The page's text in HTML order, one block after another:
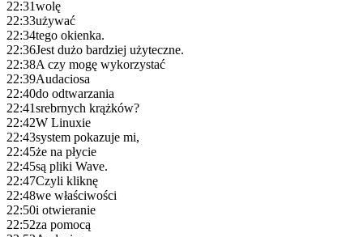
22:31wolę
22:33używać
22:34tego okienka.
22:36Jest dużo bardziej użyteczne.
22:38A czy mogę wykorzystać
22:39Audaciosa
22:40do odtwarzania
22:41srebrnych krążków?
22:42W Linuxie
22:43system pokazuje mi,
22:45że na płycie
22:45są pliki Wave.
22:47Czyli kliknę
22:48we właściwości
22:50i otwieranie
22:52za pomocą